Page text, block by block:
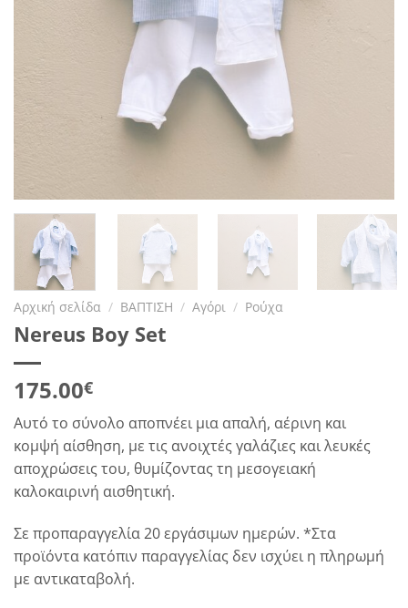
Αρχική σελίδα / ΒΑΠΤΙΣΗ / Αγόρι / Ρούχα
Nereus Boy Set
175.00€
Αυτό το σύνολο αποπνέει μια απαλή, αέρινη και
κομψή αίσθηση, με τις ανοιχτές γαλάζιες και λευκές
αποχρώσεις του, θυμίζοντας τη μεσογειακή
καλοκαιρινή αισθητική.
Σε προπαραγγελία 20 εργάσιμων ημερών. *Στα
προϊόντα κατόπιν παραγγελίας δεν ισχύει η πληρωμή
με αντικαταβολή.